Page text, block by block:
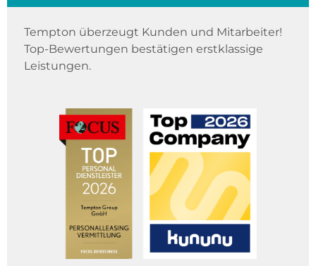
Tempton überzeugt Kunden und Mitarbeiter!
Top-Bewertungen bestätigen erstklassige
Leistungen.